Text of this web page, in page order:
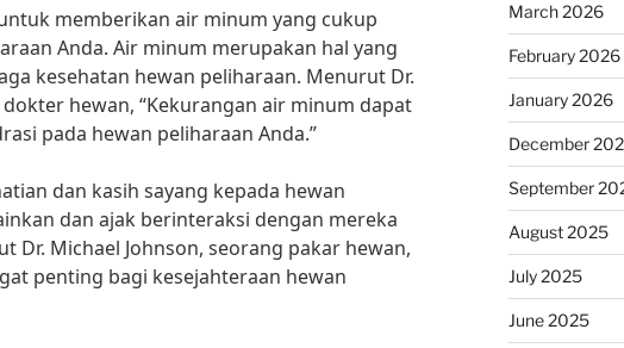
memberikan air minum yang cukup
Anda. Air minum merupakan hal yang
kesehatan hewan peliharaan. Menurut Dr.
dokter hewan, “Kekurangan air minum dapat
pada hewan peliharaan Anda.”
dan kasih sayang kepada hewan
dan ajak berinteraksi dengan mereka
Dr. Michael Johnson, seorang pakar hewan,
penting bagi kesejahteraan hewan
March 2026
February 2026
January 2026
December
September
August 2025
July 2025
June 2025